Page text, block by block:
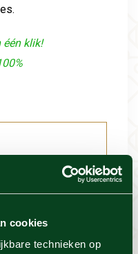
cookies
technieken op
één klik!